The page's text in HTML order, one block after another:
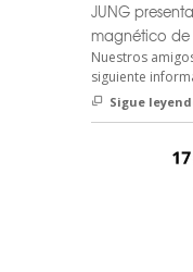
JUNG
magnético de
Nuestros
siguiente
Sigue